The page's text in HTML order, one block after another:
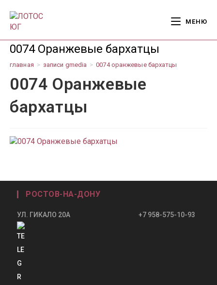
содержимому
МЕНЮ
0074 Оранжевые бархатцы
главная > записи gmedia > 0074 оранжевые бархатцы
0074 Оранжевые
бархатцы
РОСТОВ-НА-ДОНУ
УЛ. ГИКАЛО 20А +7 958-575-10-93